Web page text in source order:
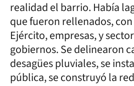
realidad el barrio. Había
que fueron rellenados,
Ejército, empresas, y
gobiernos. Se delinearon
desagües pluviales, se
pública, se construyó la